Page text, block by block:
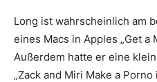
Long ist wahrscheinlich am
eines Macs in Apples „Get a
Außerdem hatte er eine
„Zack and Miri Make a Porno